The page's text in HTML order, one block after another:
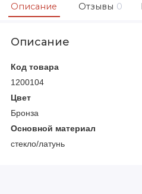
Описание Отзывы 0
Описание
Код товара
1200104
Цвет
Бронза
Основной материал
стекло/латунь